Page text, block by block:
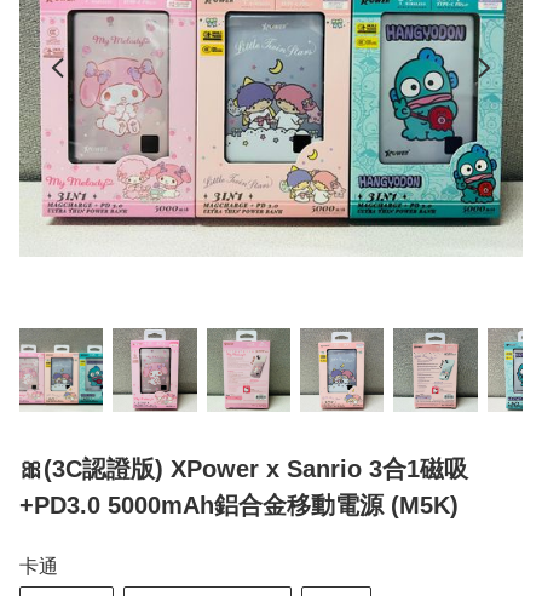
🎀(3C認證版) XPower x Sanrio 3合1磁吸
+PD3.0 5000mAh鋁合金移動電源 (M5K)
卡通